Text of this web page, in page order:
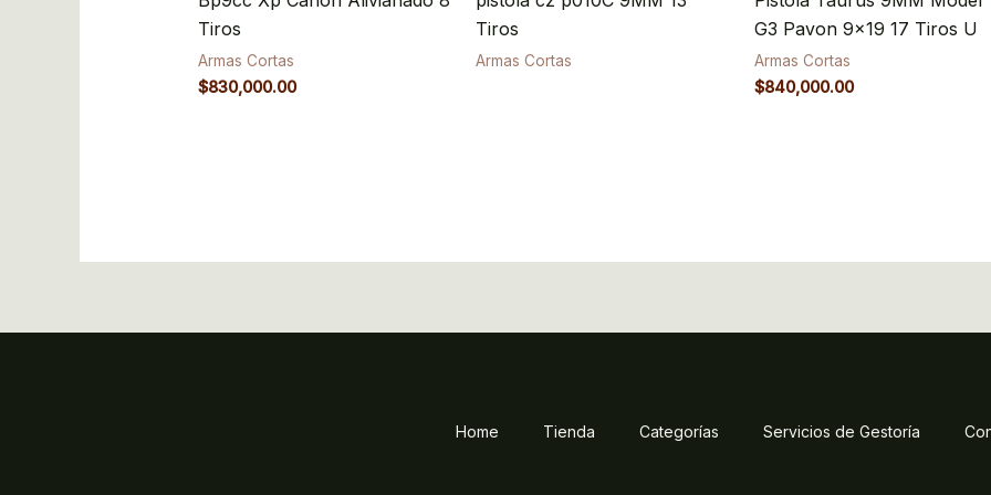
Tiros
Armas Cortas
$830,000.00
Tiros
Armas Cortas
G3 Pavon 9×19 17 Tiros U
Armas Cortas
$840,000.00
Home Tienda Categorías Servicios de Gestoría